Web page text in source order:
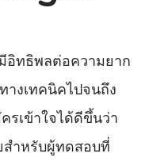
อิทธิพลต่อความยาก
งเทคนิคไปจนถึง
รเข้าใจได้ดีขึ้นว่า
สำหรับผู้ทดสอบที่